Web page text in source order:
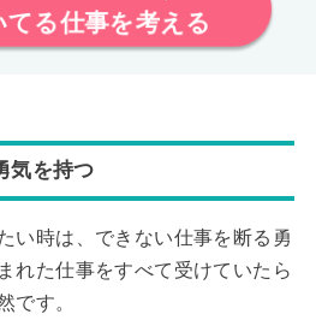
てる仕事を考える
気を持つ
い時は、できない仕事を断る勇
れた仕事をすべて受けていたら
です。